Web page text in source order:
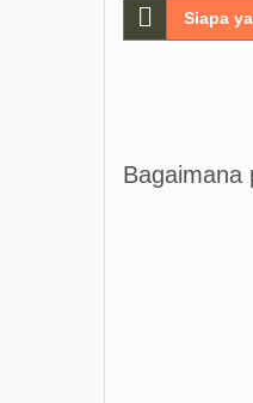
PostSiapa
Bagaimana